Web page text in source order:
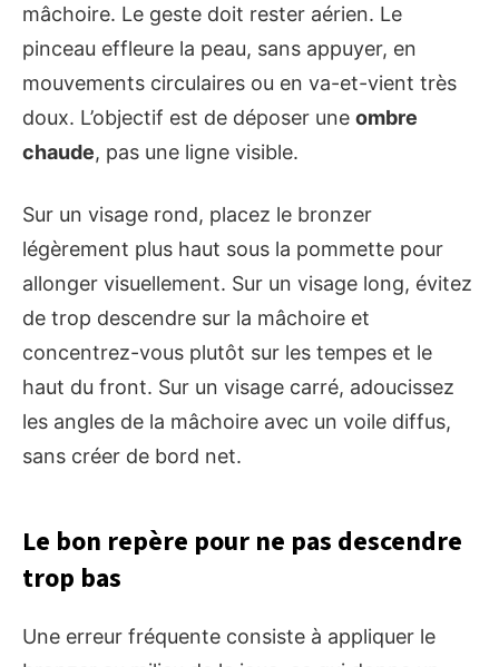
mâchoire. Le geste doit rester aérien. Le
pinceau effleure la peau, sans appuyer, en
mouvements circulaires ou en va-et-vient très
doux. L’objectif est de déposer une ombre
chaude, pas une ligne visible.
Sur un visage rond, placez le bronzer
légèrement plus haut sous la pommette pour
allonger visuellement. Sur un visage long, évitez
de trop descendre sur la mâchoire et
concentrez-vous plutôt sur les tempes et le
haut du front. Sur un visage carré, adoucissez
les angles de la mâchoire avec un voile diffus,
sans créer de bord net.
Le bon repère pour ne pas descendre
trop bas
Une erreur fréquente consiste à appliquer le